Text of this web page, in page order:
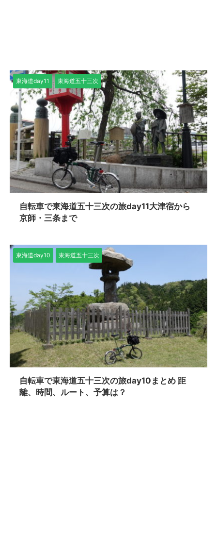
東海道day11 東海道五十三次
自転車で東海道五十三次の旅day11大津宿から
京師・三条まで
東海道day10 東海道五十三次
自転車で東海道五十三次の旅day10まとめ 距
離、時間、ルート、予算は？